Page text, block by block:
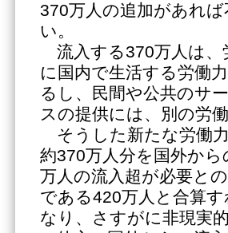
370万人の追加があれ
い。
流入する370万人は、
に国内で生活する労働
るし、民間や公共のサ
スの提供には、別の労
そうした新たな労働
約370万人分を国外か
万人の流入超が必要と
である420万人と合算
なり、さすがに非現実